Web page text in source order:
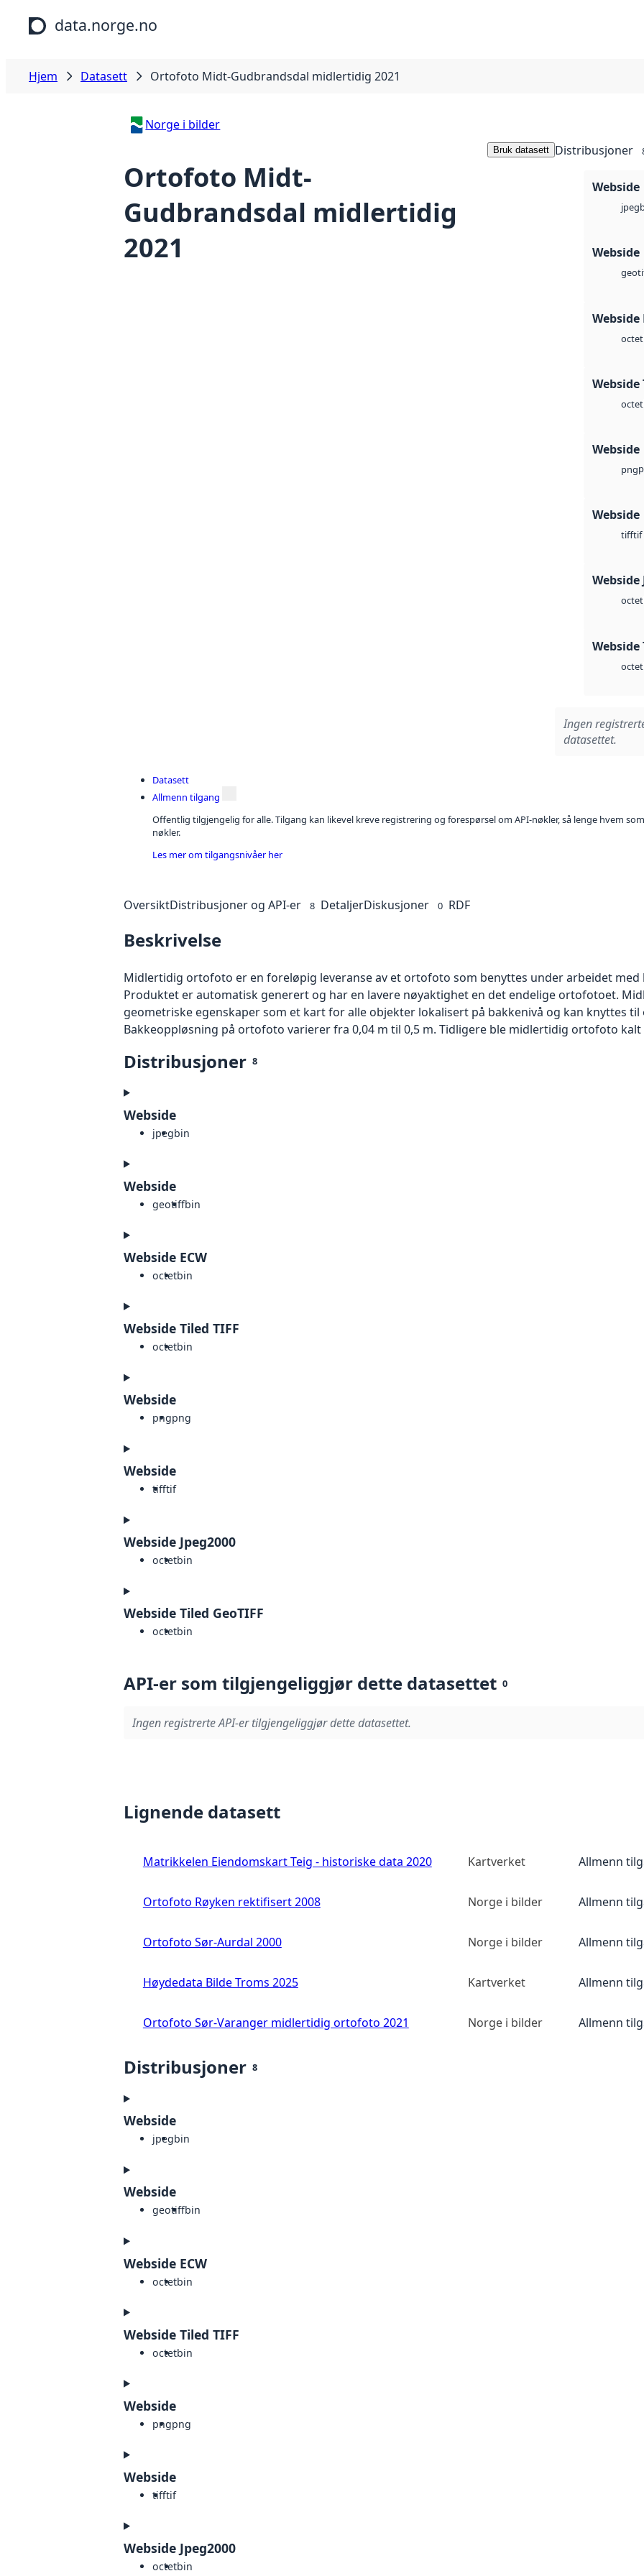
Hopp til hovedinnhold
data.norge.no
Hjem Datasett Ortofoto Midt-Gudbrandsdal midlertidig 2021
Norge i bilder
Ortofoto Midt-
Gudbrandsdal midlertidig
2021
Bruk datasett Distribusjoner
Webside
jpeg
Webside
Webside
octet
Webside
octet
Webside
png
Webside
tifftif
Webside
octet
Webside
octet
Ingen
datasettet.
Datasett
Allmenn tilgang
Offentlig tilgjengelig for alle. Tilgang kan likevel kreve registrering og forespørsel om API-nøkler, så lenge hvem
nøkler.
Les mer om tilgangsnivåer her
OversiktDistribusjoner og API-er 8 DetaljerDiskusjoner 0 RDF
Beskrivelse
Midlertidig ortofoto er en foreløpig leveranse av et ortofoto som benyttes under arbeidet
Produktet er automatisk generert og har en lavere nøyaktighet en det endelige ortofotoet.
geometriske egenskaper som et kart for alle objekter lokalisert på bakkenivå og kan knyttes til
Bakkeoppløsning på ortofoto varierer fra 0,04 m til 0,5 m. Tidligere ble midlertidig ortofoto
Distribusjoner 8
Webside
jpegbin
Webside
geotiffbin
Webside ECW
octetbin
Webside Tiled TIFF
octetbin
Webside
pngpng
Webside
tifftif
Webside Jpeg2000
octetbin
Webside Tiled GeoTIFF
octetbin
API-er som tilgjengeliggjør dette datasettet 0
Ingen registrerte API-er tilgjengeliggjør dette datasettet.
Lignende datasett
Matrikkelen Eiendomskart Teig - historiske data 2020 Kartverket Allmenn
Ortofoto Røyken rektifisert 2008 Norge i bilder Allmenn
Ortofoto Sør-Aurdal 2000 Norge i bilder Allmenn
Høydedata Bilde Troms 2025 Kartverket Allmenn
Ortofoto Sør-Varanger midlertidig ortofoto 2021 Norge i bilder Allmenn
Distribusjoner 8
Webside
jpegbin
Webside
geotiffbin
Webside ECW
octetbin
Webside Tiled TIFF
octetbin
Webside
pngpng
Webside
tifftif
Webside Jpeg2000
octetbin